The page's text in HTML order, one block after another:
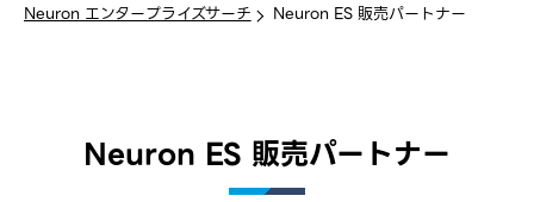
Neuron エンタープライズサーチ Neuron ES 販売パートナー
Neuron ES 販売パートナー